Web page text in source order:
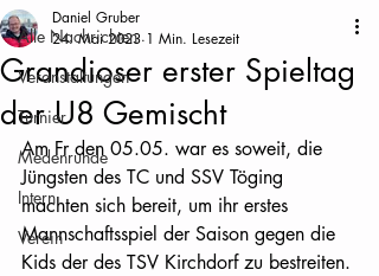
Alle Nachrichten
Veranstaltungen
Turnier
Medenrunde
Intern
Verein
Grandioser erster Spieltag
der U8 Gemischt
Daniel Gruber
24. Mai 2023 1 Min. Lesezeit
Am Fr den 05.05. war es soweit, die
Jüngsten des TC und SSV Töging
machten sich bereit, um ihr erstes
Mannschaftsspiel der Saison gegen die
Kids der des TSV Kirchdorf zu bestreiten.